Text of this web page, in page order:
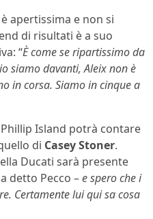
è apertissima e non si
di risultati è a suo
“È come se ripartissimo da
siamo davanti, Aleix non è
in corsa. Siamo in cinque a
Island potrà contare
di Casey Stoner.
Ducati sarà presente
detto Pecco –e spero che i
Certamente lui qui sa cosa